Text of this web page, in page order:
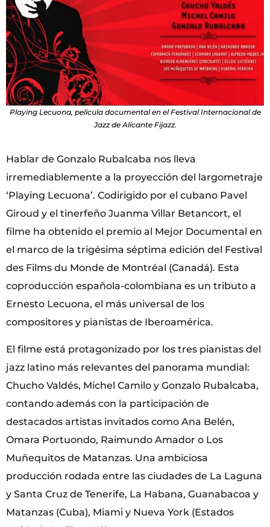
Playing Lecuona, película documental en el Festival Internacional de
Jazz de Alicante Fijazz.
Hablar de Gonzalo Rubalcaba nos lleva
irremediablemente a la proyección del largometraje
‘Playing Lecuona’. Codirigido por el cubano Pavel
Giroud y el tinerfeño Juanma Villar Betancort, el
filme ha obtenido el premio al Mejor Documental en
el marco de la trigésima séptima edición del Festival
des Films du Monde de Montréal (Canadá). Esta
coproducción española-colombiana es un tributo a
Ernesto Lecuona, el más universal de los
compositores y pianistas de Iberoamérica.
El filme está protagonizado por los tres pianistas del
jazz latino más relevantes del panorama mundial:
Chucho Valdés, Michel Camilo y Gonzalo Rubalcaba,
contando además con la participación de
destacados artistas invitados como Ana Belén,
Omara Portuondo, Raimundo Amador o Los
Muñequitos de Matanzas. Una ambiciosa
producción rodada entre las ciudades de La Laguna
y Santa Cruz de Tenerife, La Habana, Guanabacoa y
Matanzas (Cuba), Miami y Nueva York (Estados